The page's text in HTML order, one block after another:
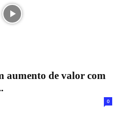
aumento de valor com
0